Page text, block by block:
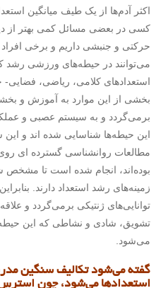
اکثر آدم‌ها از یک طیف میانگین
کسی در بعضی مسائل کمی بهتر از
حرکتی و جنبشی داریم و برخی افراد
می‌توانند در حیطه‌های ورزشی رشد
استعداد‌های کلامی، ریاضی،
بخشی از این موارد به آموزش و
برمی‌گردد و به سیستم عصبی و
این حیطه‌ها شناسایی شده اند و
مطالعات روانشناسی گسترده ای
بوده‌اند، انجام شده است تا مشخص
زمینه‌های رشد استعداد دارند.
توانایی‌های ژنتیکی برمی‌گردد و
تشویق، شادی و نشاطی که این
می‌شود.
گفته می‌شود تکالیف سنگین
استعدادها می‌شود، چون